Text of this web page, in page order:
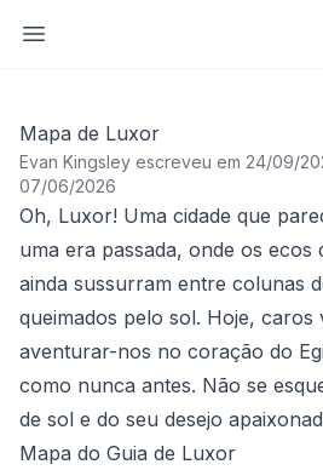
Abrir barra lateral
Mapa de Luxor
Evan Kingsley escreveu em 24/09/
07/06/2026
Oh, Luxor! Uma cidade que
uma era passada, onde os ecos
ainda sussurram entre colunas
queimados pelo sol. Hoje, caros
aventurar-nos no coração do
como nunca antes. Não se
de sol e do seu desejo
Mapa do Guia de Luxor